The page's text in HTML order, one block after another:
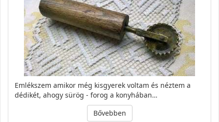
Emlékszem amikor még kisgyerek voltam és néztem a
dédikét, ahogy sürög - forog a konyhában…
Bővebben